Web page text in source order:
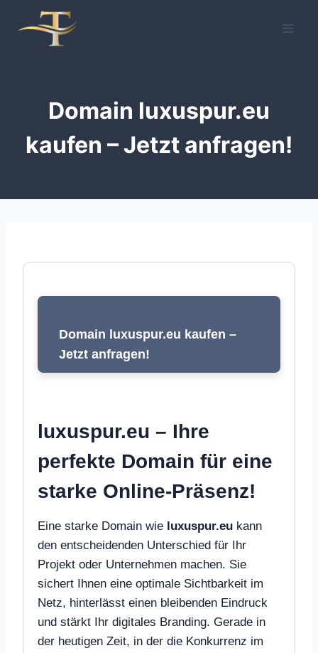
Inhalt
Domain luxuspur.eu
kaufen – Jetzt anfragen!
Domain luxuspur.eu kaufen –
Jetzt anfragen!
luxuspur.eu – Ihre
perfekte Domain für eine
starke Online-Präsenz!
Eine starke Domain wie luxuspur.eu kann
den entscheidenden Unterschied für Ihr
Projekt oder Unternehmen machen. Sie
sichert Ihnen eine optimale Sichtbarkeit im
Netz, hinterlässt einen bleibenden Eindruck
und stärkt Ihr digitales Branding. Gerade in
der heutigen Zeit, in der die Konkurrenz im